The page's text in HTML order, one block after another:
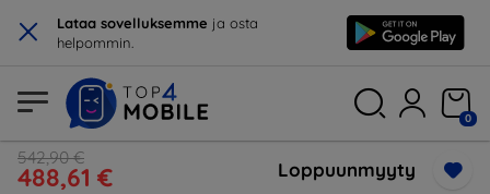
× Lataa sovelluksemme ja osta
helpommin.
0
542,90 €
488,61 € Loppuunmyyty